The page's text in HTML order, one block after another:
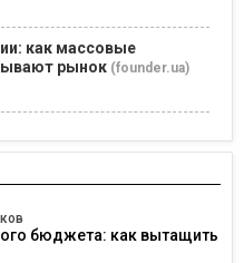
как массовые
рынок (founder.ua)
бюджета: как вытащить